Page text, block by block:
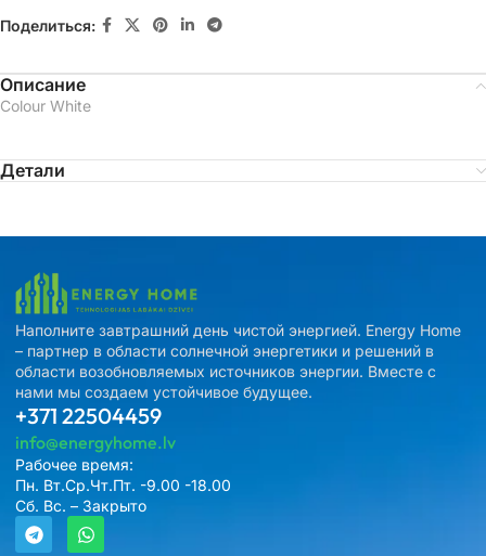
Поделиться:
Описание
Colour White
Детали
Наполните завтрашний день чистой энергией. Energy Home
– партнер в области солнечной энергетики и решений в
области возобновляемых источников энергии. Вместе с
нами мы создаем устойчивое будущее.
+371 22504459
info@energyhome.lv
Рабочее время:
Пн. Вт.Ср.Чт.Пт. -9.00 -18.00
Сб. Вс. – Закрыто